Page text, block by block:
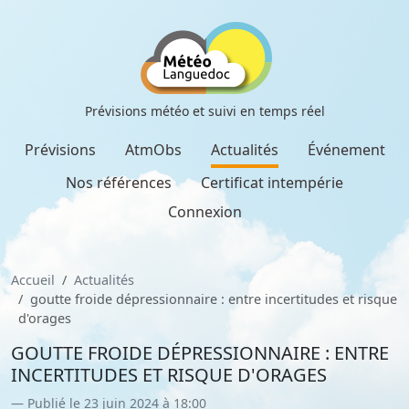
Prévisions météo et suivi en temps réel
Prévisions AtmObs Actualités
Événement
Nos références
Certificat intempérie
Connexion
Accueil
Actualités
goutte froide dépressionnaire : entre incertitudes et risque
d'orages
GOUTTE FROIDE DÉPRESSIONNAIRE : ENTRE
INCERTITUDES ET RISQUE D'ORAGES
Publié le 23 juin 2024 à 18:00